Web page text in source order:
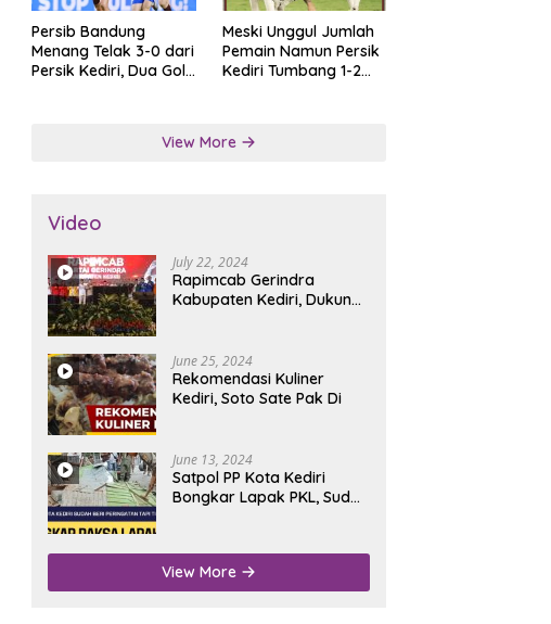
Persib Bandung
Menang Telak 3-0 dari
Persik Kediri, Dua Gol
Meski Unggul Jumlah
Pemain Namun Persik
Kediri Tumbang 1-2
View More
Video
July 22, 2024
Rapimcab Gerindra
Kabupaten Kediri, Dukung
June 25, 2024
Rekomendasi Kuliner
Kediri, Soto Sate Pak Di
June 13, 2024
Satpol PP Kota Kediri
Bongkar Lapak PKL, Sudah
View More